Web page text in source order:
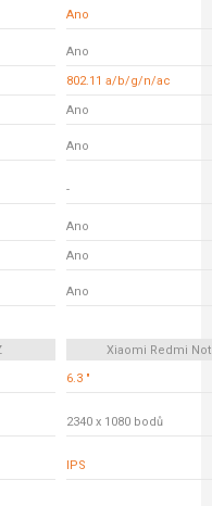
Ano
Ano
802.11 a/b/g/n/ac
Ano
Ano
-
Ano
Ano
Ano
Xiaomi Redmi
6.3 "
2340 x 1080 bodů
IPS